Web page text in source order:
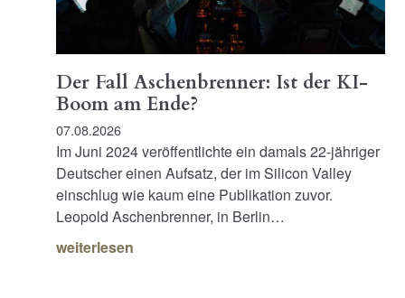
Der Fall Aschenbrenner: Ist der KI-
Boom am Ende?
07.08.2026
Im Juni 2024 veröffentlichte ein damals 22-jähriger
Deutscher einen Aufsatz, der im Silicon Valley
einschlug wie kaum eine Publikation zuvor.
Leopold Aschenbrenner, in Berlin…
weiterlesen